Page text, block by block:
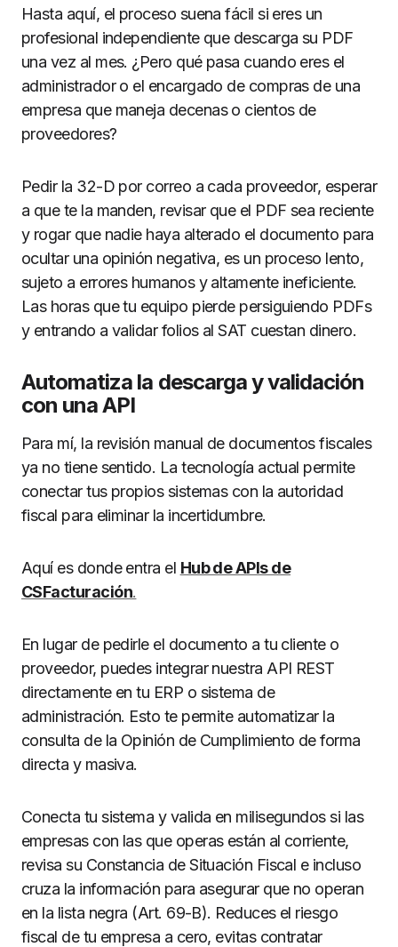
Hasta aquí, el proceso suena fácil si eres un
profesional independiente que descarga su PDF
una vez al mes. ¿Pero qué pasa cuando eres el
administrador o el encargado de compras de una
empresa que maneja decenas o cientos de
proveedores?
Pedir la 32-D por correo a cada proveedor, esperar
a que te la manden, revisar que el PDF sea reciente
y rogar que nadie haya alterado el documento para
ocultar una opinión negativa, es un proceso lento,
sujeto a errores humanos y altamente ineficiente.
Las horas que tu equipo pierde persiguiendo PDFs
y entrando a validar folios al SAT cuestan dinero.
Automatiza la descarga y validación
con una API
Para mí, la revisión manual de documentos fiscales
ya no tiene sentido. La tecnología actual permite
conectar tus propios sistemas con la autoridad
fiscal para eliminar la incertidumbre.
Aquí es donde entra el Hub de APIs de
CSFacturación.
En lugar de pedirle el documento a tu cliente o
proveedor, puedes integrar nuestra API REST
directamente en tu ERP o sistema de
administración. Esto te permite automatizar la
consulta de la Opinión de Cumplimiento de forma
directa y masiva.
Conecta tu sistema y valida en milisegundos si las
empresas con las que operas están al corriente,
revisa su Constancia de Situación Fiscal e incluso
cruza la información para asegurar que no operan
en la lista negra (Art. 69-B). Reduces el riesgo
fiscal de tu empresa a cero, evitas contratar